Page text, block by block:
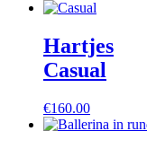
Hartjes
Casual
€160.00